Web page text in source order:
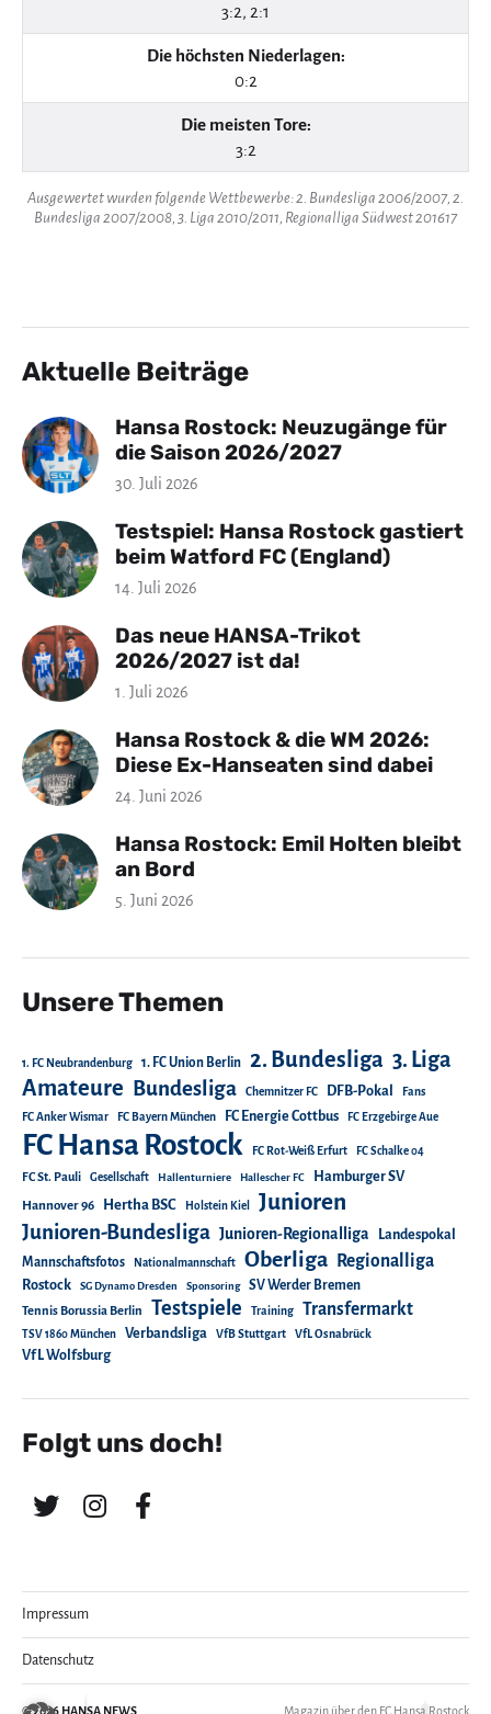
3:2, 2:1
Die höchsten Niederlagen:
0:2
Die meisten Tore:
3:2
Ausgewertet wurden folgende Wettbewerbe: 2. Bundesliga 2006/2007, 2.
Bundesliga 2007/2008, 3. Liga 2010/2011, Regionalliga Südwest 201617
Aktuelle Beiträge
Hansa Rostock: Neuzugänge für
die Saison 2026/2027
30. Juli 2026
Testspiel: Hansa Rostock gastiert
beim Watford FC (England)
14. Juli 2026
Das neue HANSA-Trikot
2026/2027 ist da!
1. Juli 2026
Hansa Rostock & die WM 2026:
Diese Ex-Hanseaten sind dabei
24. Juni 2026
Hansa Rostock: Emil Holten bleibt
an Bord
5. Juni 2026
Unsere Themen
1. FC Neubrandenburg 1. FC Union Berlin 2. Bundesliga 3. Liga
Amateure Bundesliga Chemnitzer FC DFB-Pokal Fans
FC Anker Wismar FC Bayern München FC Energie Cottbus FC Erzgebirge Aue
FC Hansa Rostock FC Rot-Weiß Erfurt FC Schalke 04
FC St. Pauli Gesellschaft Hallenturniere Hallescher FC Hamburger SV
Hannover 96 Hertha BSC Holstein Kiel Junioren
Junioren-Bundesliga Junioren-Regionalliga
Landespokal
Mannschaftsfotos
Nationalmannschaft Oberliga Regionalliga
Rostock SG Dynamo Dresden Sponsoring SV Werder Bremen
Tennis Borussia Berlin Testspiele Training Transfermarkt
TSV 1860 München Verbandsliga VfB Stuttgart VfL Osnabrück
VfL Wolfsburg
Folgt uns doch!
Impressum
Datenschutz
© 2026 HANSA NEWS Magazin über den FC Hansa Rostock